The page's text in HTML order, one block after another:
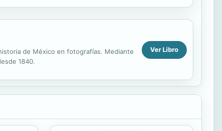
de México en fotografías. Mediante
1840.
Ver Libro